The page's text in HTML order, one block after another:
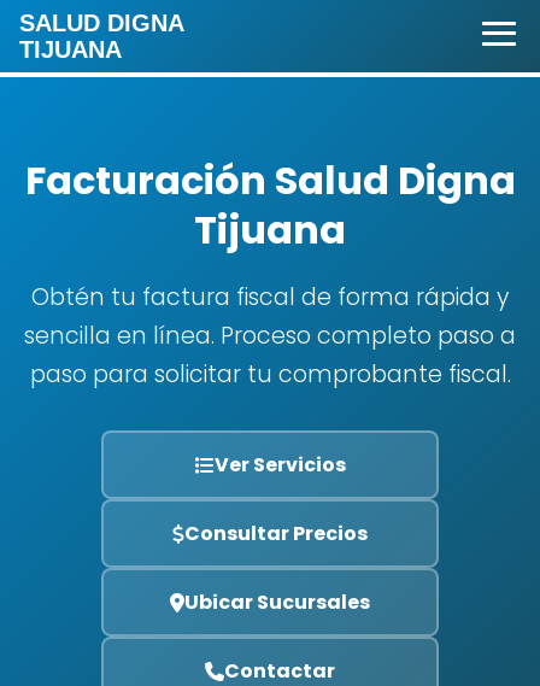
SALUD DIGNA
TIJUANA
Facturación Salud Digna
Tijuana
Obtén tu factura fiscal de forma rápida y
sencilla en línea. Proceso completo paso a
paso para solicitar tu comprobante fiscal.
Ver Servicios
Consultar Precios
Ubicar Sucursales
Contactar